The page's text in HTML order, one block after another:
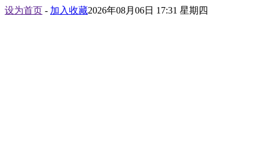
设为首页 - 加入收藏2026年08月06日 17:31 星期四